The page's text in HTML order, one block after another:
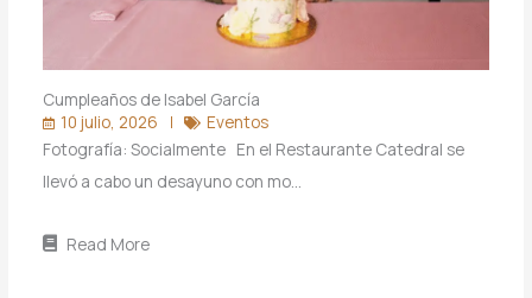
Cumpleaños de Isabel García
10 julio, 2026
Eventos
Fotografía: Socialmente En el Restaurante Catedral se
llevó a cabo un desayuno con mo…
Read More